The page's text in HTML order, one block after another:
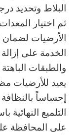
البلاط وتحديد
ثم اختيار
الأرضيات لضمان
الخدمة على
والطبقات
يعيد للأرضيات
إحساساً بالنظافة
التلميع
على المحافظة